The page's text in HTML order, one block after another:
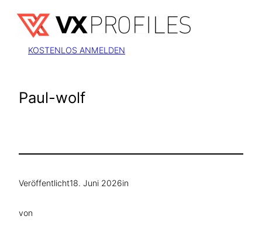
Inhalt
springen
KOSTENLOS ANMELDEN
Paul-wolf
Veröffentlicht18. Juni 2026in
von